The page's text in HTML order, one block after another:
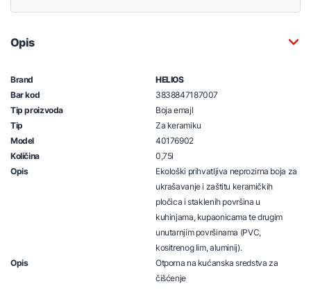
Opis
Brand
HELIOS
Bar kod
3838847187007
Tip proizvoda
Boja emajl
Tip
Za keramiku
Model
40176902
Količina
0,75l
Opis
Ekološki prihvatljiva neprozirna boja za
ukrašavanje i zaštitu keramičkih
pločica i staklenih površina u
kuhinjama, kupaonicama te drugim
unutarnjim površinama (PVC,
kositrenog lim, aluminij).
Opis
Otporna na kućanska sredstva za
čišćenje